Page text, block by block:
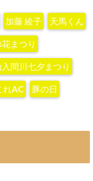
加藤 綾子‬ 天馬くん
まつり
間川七夕まつり
れAC 豚の日